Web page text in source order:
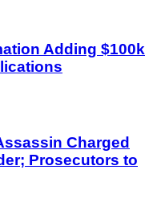
Adding $100k
Charged
Prosecutors to